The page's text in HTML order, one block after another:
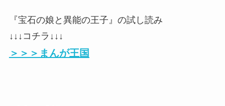
『宝石の娘と異能の王子』の試し読み
↓↓↓コチラ↓↓↓
＞＞＞まんが王国